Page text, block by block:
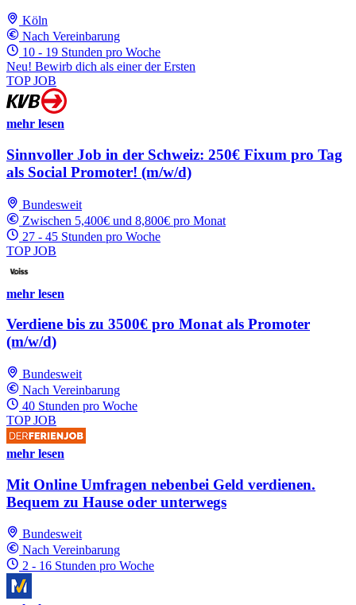
Köln
Nach Vereinbarung
10 - 19 Stunden pro Woche
Neu! Bewirb dich als einer der Ersten
TOP JOB
mehr lesen
Sinnvoller Job in der Schweiz: 250€ Fixum pro Tag
als Social Promoter! (m/w/d)
Bundesweit
Zwischen 5,400€ und 8,800€ pro Monat
27 - 45 Stunden pro Woche
TOP JOB
mehr lesen
Verdiene bis zu 3500€ pro Monat als Promoter
(m/w/d)
Bundesweit
Nach Vereinbarung
40 Stunden pro Woche
TOP JOB
mehr lesen
Mit Online Umfragen nebenbei Geld verdienen.
Bequem zu Hause oder unterwegs
Bundesweit
Nach Vereinbarung
2 - 16 Stunden pro Woche